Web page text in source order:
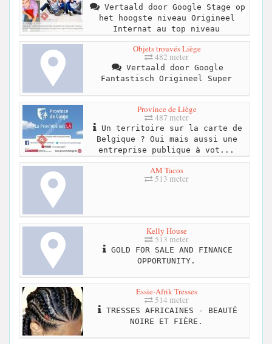
Vertaald door Google Stage op
het hoogste niveau Origineel
Internat au top niveau
Objets trouvés Liège
482 meter
Vertaald door Google
Fantastisch Origineel Super
Province de Liège
487 meter
Un territoire sur la carte de
Belgique ? Oui mais aussi une
entreprise publique à vot...
AM Tacos
513 meter
Kelly House
513 meter
GOLD FOR SALE AND FINANCE
OPPORTUNITY.
Essie-Afrik Tresses
514 meter
TRESSES AFRICAINES - BEAUTÉ
NOIRE ET FIÈRE.